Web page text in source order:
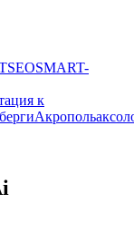
SEOSMART-
к
Акрополь